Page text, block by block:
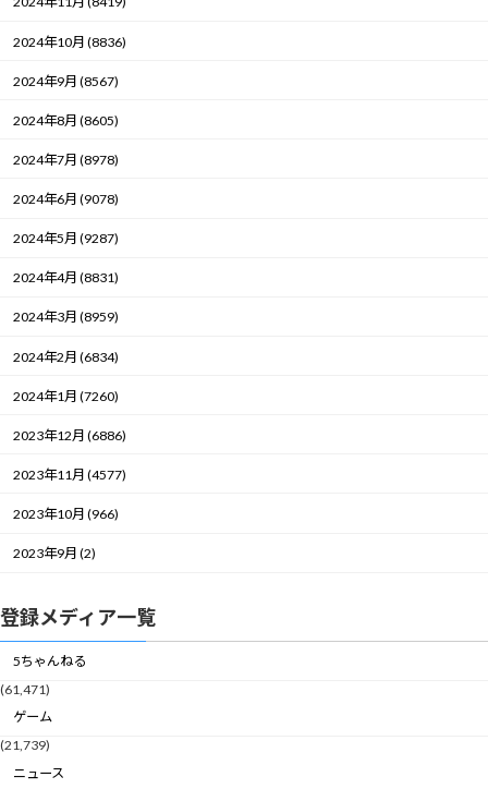
2024年10月 (8836)
2024年9月 (8567)
2024年8月 (8605)
2024年7月 (8978)
2024年6月 (9078)
2024年5月 (9287)
2024年4月 (8831)
2024年3月 (8959)
2024年2月 (6834)
2024年1月 (7260)
2023年12月 (6886)
2023年11月 (4577)
2023年10月 (966)
2023年9月 (2)
登録メディア一覧
5ちゃんねる
(61,471)
ゲーム
(21,739)
ニュース